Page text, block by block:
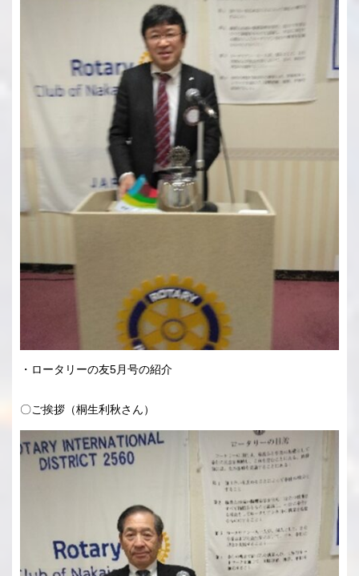
・ロータリーの友5月号の紹介
〇ご挨拶（桐生利秋さん）